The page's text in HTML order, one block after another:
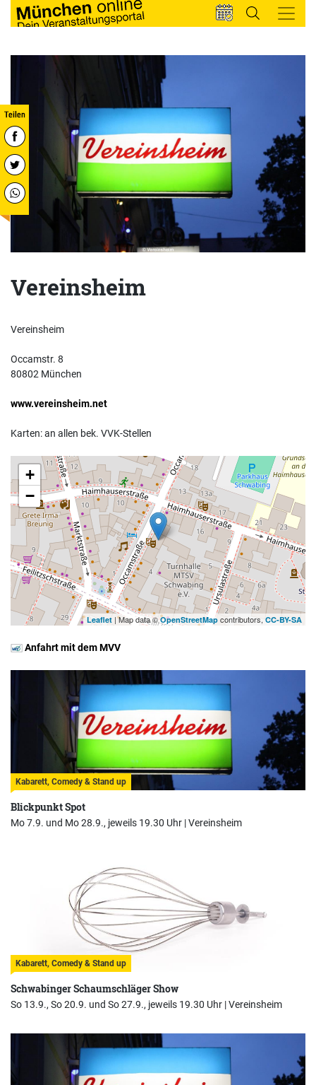
Vereinsheim
Vereinsheim
Occamstr. 8
80802 München
www.vereinsheim.net
Karten: an allen bek. VVK-Stellen
+
−
Leaflet | Map data ©OpenStreetMap contributors, CC-BY-SA
Anfahrt mit dem MVV
Kabarett, Comedy & Stand up
Blickpunkt Spot
Mo 7.9. und Mo 28.9., jeweils 19.30 Uhr |Vereinsheim
Kabarett, Comedy & Stand up
Schwabinger Schaumschläger Show
So 13.9., So 20.9. und So 27.9., jeweils 19.30 Uhr |Vereinsheim